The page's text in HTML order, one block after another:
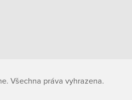
Všechna práva vyhrazena.